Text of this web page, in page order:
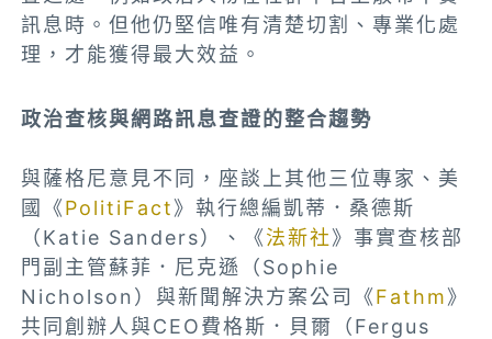
訊息時。但他仍堅信唯有清楚切割、專業化處
理，才能獲得最大效益。
政治查核與網路訊息查證的整合趨勢
與薩格尼意見不同，座談上其他三位專家、美
國《PolitiFact》執行總編凱蒂．桑德斯
（Katie Sanders）、《法新社》事實查核部
門副主管蘇菲．尼克遜（Sophie
Nicholson）與新聞解決方案公司《Fathm》
共同創辦人與CEO費格斯．貝爾（Fergus